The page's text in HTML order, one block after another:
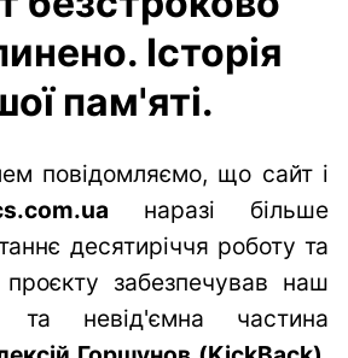
Історія
пам'яті.
повідомляємо, що сайт і
наразі більше
десятиріччя роботу та
забезпечував наш
та невід'ємна частина